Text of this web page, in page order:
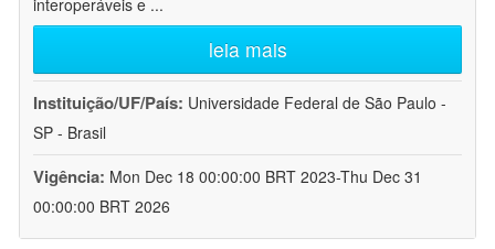
interoperáveis e ...
leia mais
Instituição/UF/País: Universidade Federal de São Paulo -
SP - Brasil
Vigência: Mon Dec 18 00:00:00 BRT 2023-Thu Dec 31
00:00:00 BRT 2026